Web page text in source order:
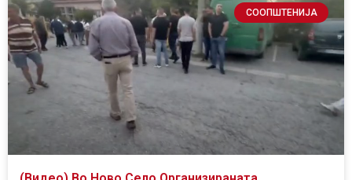
СООПШТЕНИЈА